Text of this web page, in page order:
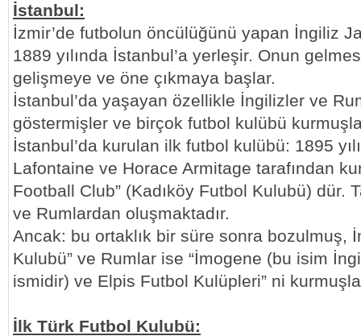
İstanbul:
İzmir’de futbolun öncülüğünü yapan İngiliz
1889 yılında İstanbul’a yerleşir. Onun
gelişmeye ve öne çıkmaya başlar.
İstanbul’da yaşayan özellikle İngilizler ve
göstermişler ve birçok futbol kulübü
İstanbul’da kurulan ilk futbol kulübü: 1895
Lafontaine ve Horace Armitage tarafından
Football Club” (Kadıköy Futbol Kulubü) dür.
ve Rumlardan oluşmaktadır.
Ancak: bu ortaklık bir süre sonra bozulmuş,
Kulubü” ve Rumlar ise “İmogene (bu isim
ismidir) ve Elpis Futbol Kulüpleri” ni
İlk Türk Futbol Kulubü: